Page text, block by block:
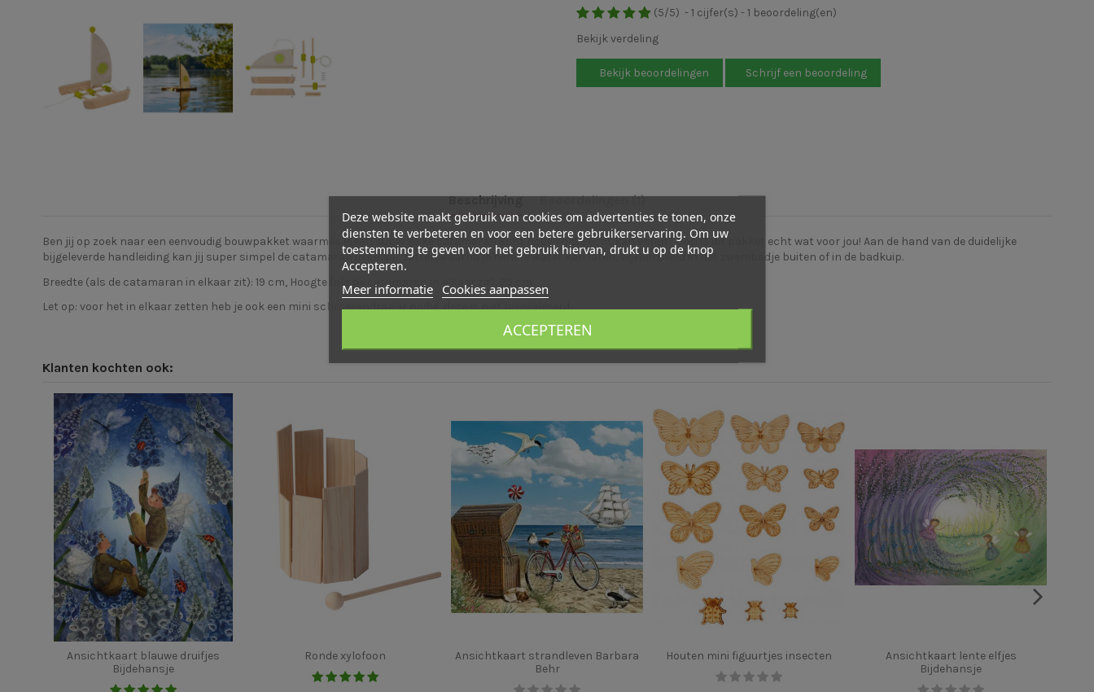
(5/5) - 1 cijfer(s) - 1 beoordeling(en)
Bekijk verdeling
Bekijk beoordelingen Schrijf een beoordeling
Beschrijving Beoordelingen (1)
Ben jij op zoek naar een eenvoudig bouwpakket waarmee je een superleuke catamaran kunt bouwen die echt kan varen? Dan is dit pakket echt wat voor jou! Aan de hand van de duidelijke
bijgeleverde handleiding kan jij super simpel de catamaran in elkaar zetten waarna je hem te water kan laten, bijvoorbeeld in het zwembadje buiten of in de badkuip.
Breedte (als de catamaran in elkaar zit): 19 cm, Hoogte (als de catamaran in elkaar zit): 25 cm
Let op: voor het in elkaar zetten heb je ook een mini schroevendraaier nodig, deze is niet meegeleverd.
Klanten kochten ook:
Ansichtkaart blauwe druifjes
Bijdehansje
Ronde xylofoon
Ansichtkaart strandleven Barbara
Behr
Houten mini figuurtjes insecten
Ansichtkaart lente elfjes
Bijdehansje
Deze website maakt gebruik van cookies om advertenties te tonen, onze
diensten te verbeteren en voor een betere gebruikerservaring. Om uw
toestemming te geven voor het gebruik hiervan, drukt u op de knop
Accepteren.
Meer informatie Cookies aanpassen
ACCEPTEREN